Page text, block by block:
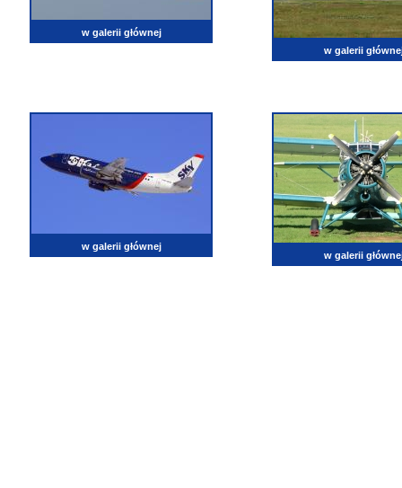
w galerii głównej
w galerii
w galerii głównej
w galerii